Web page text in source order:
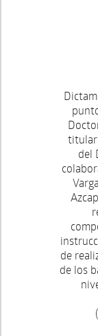
titular
del
de
de los